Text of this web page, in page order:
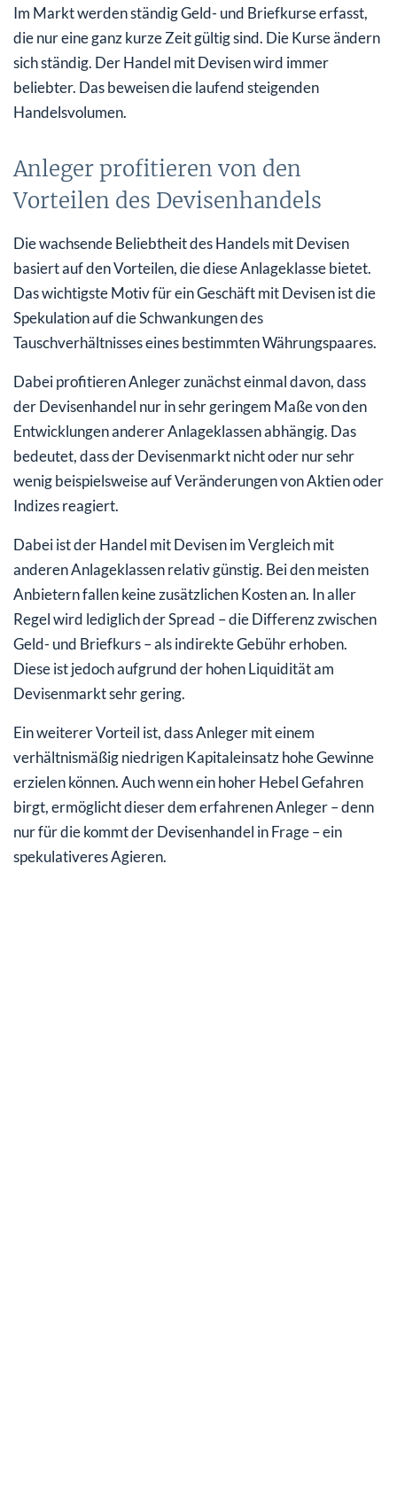
Im Markt werden ständig Geld- und Briefkurse erfasst,
die nur eine ganz kurze Zeit gültig sind. Die Kurse ändern
sich ständig. Der Handel mit Devisen wird immer
beliebter. Das beweisen die laufend steigenden
Handelsvolumen.
Anleger profitieren von den
Vorteilen des Devisenhandels
Die wachsende Beliebtheit des Handels mit Devisen
basiert auf den Vorteilen, die diese Anlageklasse bietet.
Das wichtigste Motiv für ein Geschäft mit Devisen ist die
Spekulation auf die Schwankungen des
Tauschverhältnisses eines bestimmten Währungspaares.
Dabei profitieren Anleger zunächst einmal davon, dass
der Devisenhandel nur in sehr geringem Maße von den
Entwicklungen anderer Anlageklassen abhängig. Das
bedeutet, dass der Devisenmarkt nicht oder nur sehr
wenig beispielsweise auf Veränderungen von Aktien oder
Indizes reagiert.
Dabei ist der Handel mit Devisen im Vergleich mit
anderen Anlageklassen relativ günstig. Bei den meisten
Anbietern fallen keine zusätzlichen Kosten an. In aller
Regel wird lediglich der Spread – die Differenz zwischen
Geld- und Briefkurs – als indirekte Gebühr erhoben.
Diese ist jedoch aufgrund der hohen Liquidität am
Devisenmarkt sehr gering.
Ein weiterer Vorteil ist, dass Anleger mit einem
verhältnismäßig niedrigen Kapitaleinsatz hohe Gewinne
erzielen können. Auch wenn ein hoher Hebel Gefahren
birgt, ermöglicht dieser dem erfahrenen Anleger – denn
nur für die kommt der Devisenhandel in Frage – ein
spekulativeres Agieren.